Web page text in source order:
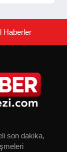
Haberler
son dakika,